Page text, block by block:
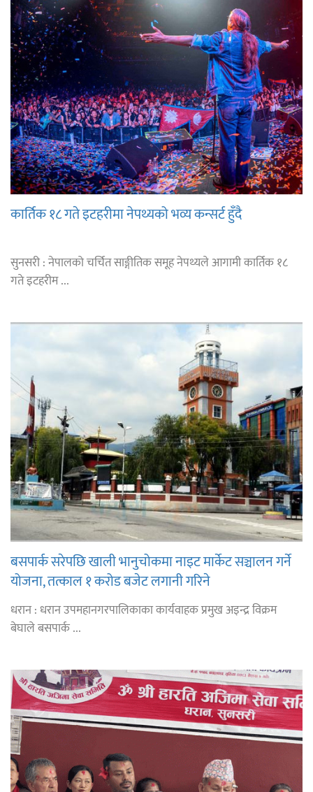
कार्तिक १८ गते इटहरीमा नेपथ्यको भव्य कन्सर्ट हुँदै
सुनसरी : नेपालको चर्चित साङ्गीतिक समूह नेपथ्यले आगामी कार्तिक १८
गते इटहरीम ...
बसपार्क सरेपछि खाली भानुचोकमा नाइट मार्केट सञ्चालन गर्ने
योजना, तत्काल १ करोड बजेट लगानी गरिने
धरान : धरान उपमहानगरपालिकाका कार्यवाहक प्रमुख अइन्द्र विक्रम
बेघाले बसपार्क ...